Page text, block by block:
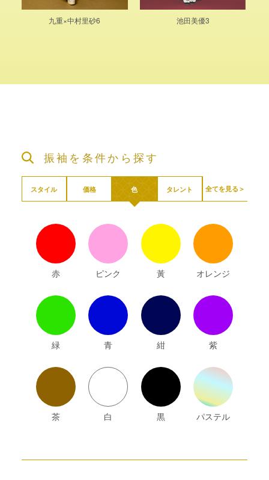
九重×中村里砂6 池田美優3
振袖を条件から探す
スタイル 価格 色 タレント 全てを見る＞
赤 ピンク 黃 オレンジ
緑 青 紺 紫
茶 白 黒 パステル